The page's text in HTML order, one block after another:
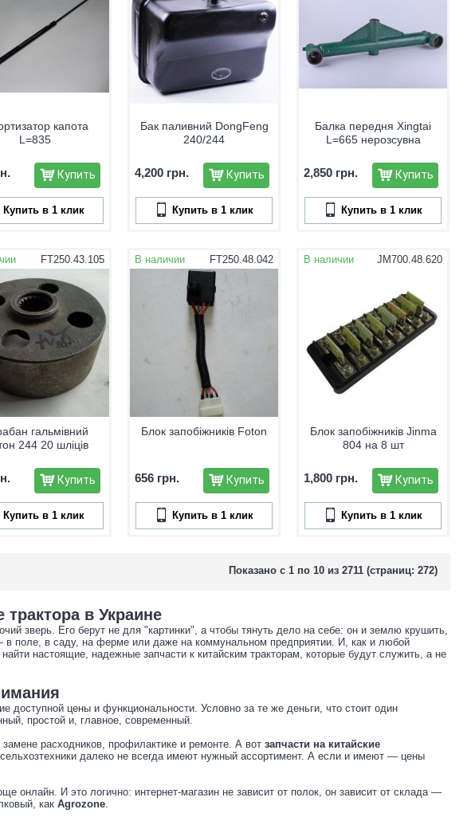
капота
L=835
Купить
Купить в 1 клик
Бак паливний DongFeng
240/244
4,200 грн. Купить
Купить в 1 клик
Балка передня Xingtai
L=665 нерозсувна
2,850 грн. Купить
Купить в 1 клик
FT250.43.105
гальмівний
244 20 шліців
Купить
Купить в 1 клик
В наличии FT250.48.042
Блок запобіжників Foton
656 грн. Купить
Купить в 1 клик
В наличии JM700.48.620
Блок запобіжників Jinma
804 на 8 шт
1,800 грн. Купить
Купить в 1 клик
Показано с 1 по 10 из 2711 (страниц: 272)
трактора в Украине
зверь. Его берут не для "картинки", а чтобы тянуть дело на себе: он и землю крушить,
в поле, в саду, на ферме или даже на коммунальном предприятии. И, как и любой
настоящие, надежные запчасти к китайским тракторам, которые будут служить, а не
доступной цены и функциональности. Условно за те же деньги, что стоит один
простой и, главное, современный.
расходников, профилактике и ремонте. А вот запчасти на китайские
далеко не всегда имеют нужный ассортимент. А если и имеют — цены
онлайн. И это логично: интернет-магазин не зависит от полок, он зависит от склада —
как Agrozone.